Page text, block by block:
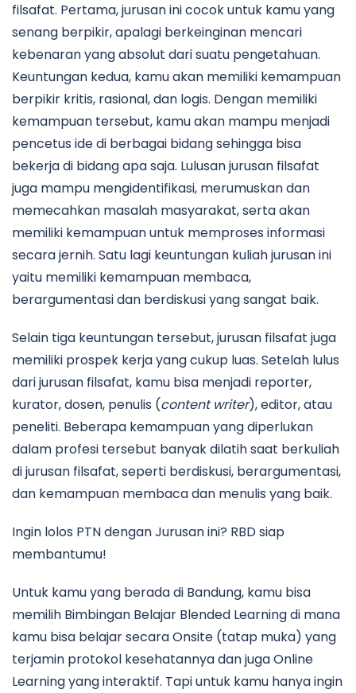
filsafat. Pertama, jurusan ini cocok untuk kamu yang
senang berpikir, apalagi berkeinginan mencari
kebenaran yang absolut dari suatu pengetahuan.
Keuntungan kedua, kamu akan memiliki kemampuan
berpikir kritis, rasional, dan logis. Dengan memiliki
kemampuan tersebut, kamu akan mampu menjadi
pencetus ide di berbagai bidang sehingga bisa
bekerja di bidang apa saja. Lulusan jurusan filsafat
juga mampu mengidentifikasi, merumuskan dan
memecahkan masalah masyarakat, serta akan
memiliki kemampuan untuk memproses informasi
secara jernih. Satu lagi keuntungan kuliah jurusan ini
yaitu memiliki kemampuan membaca,
berargumentasi dan berdiskusi yang sangat baik.
Selain tiga keuntungan tersebut, jurusan filsafat juga
memiliki prospek kerja yang cukup luas. Setelah lulus
dari jurusan filsafat, kamu bisa menjadi reporter,
kurator, dosen, penulis (content writer), editor, atau
peneliti. Beberapa kemampuan yang diperlukan
dalam profesi tersebut banyak dilatih saat berkuliah
di jurusan filsafat, seperti berdiskusi, berargumentasi,
dan kemampuan membaca dan menulis yang baik.
Ingin lolos PTN dengan Jurusan ini? RBD siap
membantumu!
Untuk kamu yang berada di Bandung, kamu bisa
memilih Bimbingan Belajar Blended Learning di mana
kamu bisa belajar secara Onsite (tatap muka) yang
terjamin protokol kesehatannya dan juga Online
Learning yang interaktif. Tapi untuk kamu hanya ingin